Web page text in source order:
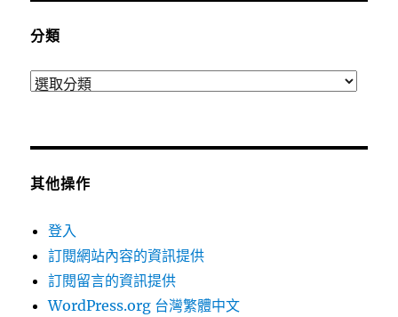
分類
分
其他操作
登入
訂閱網站內容的資訊提供
訂閱留言的資訊提供
WordPress.org 台灣繁體中文